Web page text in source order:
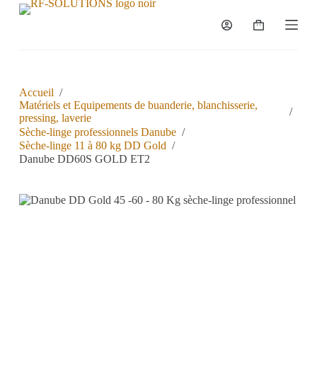
P
u
o
u
Accueil /
Matériels et Equipements de buanderie, blanchisserie,
pressing, laverie
/
Sèche-linge professionnels Danube /
Sèche-linge 11 à 80 kg DD Gold /
Danube DD60S GOLD ET2